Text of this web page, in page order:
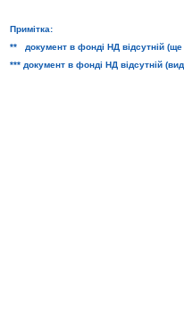
Примітка:
** документ в фонді НД відсутній
*** документ в фонді НД відсутній